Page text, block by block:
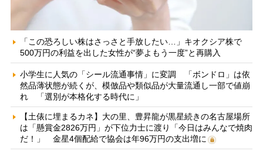
「この恐ろしい株はさっさと手放したい…」キオクシア株で
500万円の利益を出した女性が“夢よもう一度”と再購入
小学生に人気の「シール流通事情」に変調 「ボンドロ」は依
然品薄状態が続くが、模倣品や類似品が大量流通し一部で値崩
れ 「選別が本格化する時代に」
【土俵に埋まるカネ】大の里、豊昇龍が黒星続きの名古屋場所
は「懸賞金2826万円」が下位力士に渡り「今日はみんなで焼肉
だ！」 金星4個配給で協会は年96万円の支出増に